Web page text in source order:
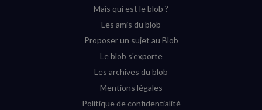
Mais qui est le blob ?
Les amis du blob
Proposer un sujet au Blob
Le blob s'exporte
Les archives du blob
Mentions légales
Politique de confidentialité